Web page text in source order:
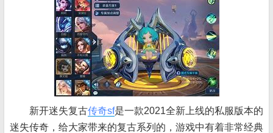
新开迷失复古传奇sf是一款2021全新上线的私服版本的
迷失传奇，给大家带来的复古系列的，游戏中有着非常经典